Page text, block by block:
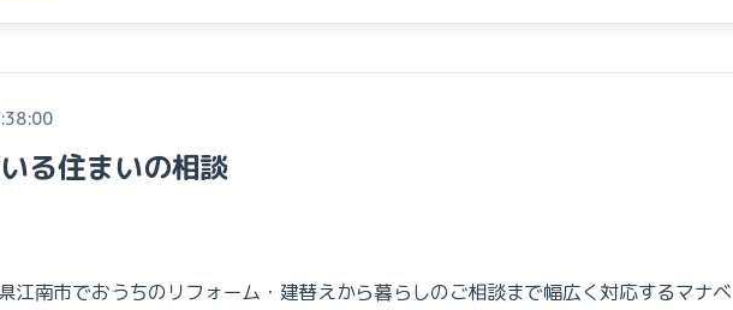
る住まいの相談
江南市でおうちのリフォーム・建替えから暮らしのご相談まで幅広く対応するマナベ